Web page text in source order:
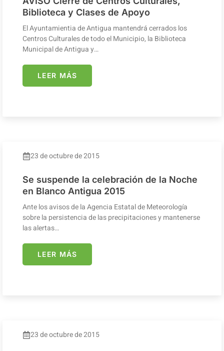
Biblioteca y Clases de Apoyo
El Ayuntamientia de Antigua mantendrá cerrados los
Centros Culturales de todo el Municipio, la Biblioteca
Municipal de Antigua y…
LEER MÁS
23 de octubre de 2015
Se suspende la celebración de la Noche
en Blanco Antigua 2015
Ante los avisos de la Agencia Estatal de Meteorología
sobre la persistencia de las precipitaciones y mantenerse
las alertas…
LEER MÁS
23 de octubre de 2015